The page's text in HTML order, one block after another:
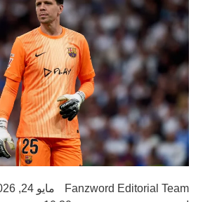
Fanzword Editorial Team
مايو 24, 2026